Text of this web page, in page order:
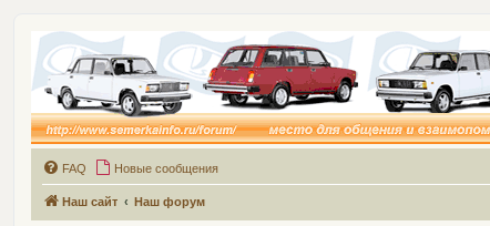
FAQ Новые сообщения
Наш сайт Наш форум